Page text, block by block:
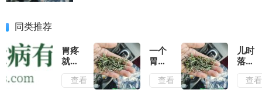
同类推荐
胃疼
就是
情绪
病！
查看
一个
胃
病。
直接
查看
儿时
落下
的胃
病，
查看